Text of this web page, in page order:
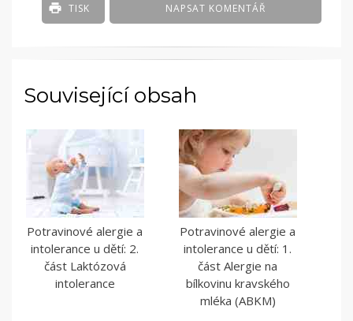
NAPSAT KOMENTÁŘ
TISK
Související obsah
Potravinové alergie a
intolerance u dětí: 2.
část Laktózová
intolerance
Potravinové alergie a
intolerance u dětí: 1.
část Alergie na
bílkovinu kravského
mléka (ABKM)